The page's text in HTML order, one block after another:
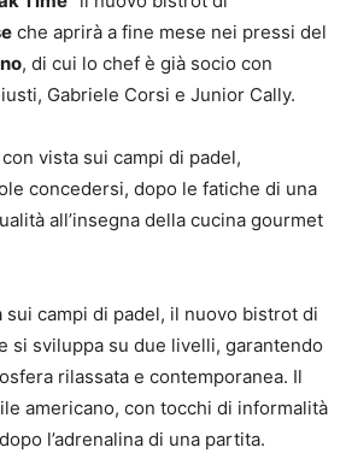
che aprirà a fine mese nei pressi del
, di cui lo chef è già socio con
Gabriele Corsi e Junior Cally.
vista sui campi di padel,
concedersi, dopo le fatiche di una
all’insegna della cucina gourmet
sui campi di padel, il nuovo bistrot di
si sviluppa su due livelli, garantendo
rilassata e contemporanea. Il
americano, con tocchi di informalità
l’adrenalina di una partita.